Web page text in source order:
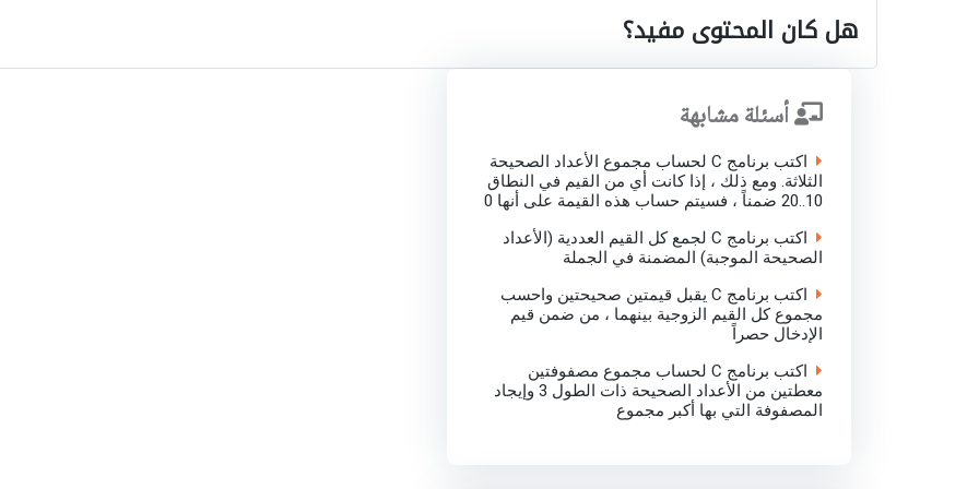
هل كان المحتوى مفيد؟
أسئلة مشابهة
اكتب برنامج C لحساب مجموع الأعداد الصحيحة
الثلاثة. ومع ذلك ، إذا كانت أي من القيم في النطاق
10..20 ضمناً ، فسيتم حساب هذه القيمة على أنها 0
اكتب برنامج C لجمع كل القيم العددية (الأعداد
الصحيحة الموجبة) المضمنة في الجملة
اكتب برنامج C يقبل قيمتين صحيحتين واحسب
مجموع كل القيم الزوجية بينهما ، من ضمن قيم
الإدخال حصراً
اكتب برنامج C لحساب مجموع مصفوفتين
معطتين من الأعداد الصحيحة ذات الطول 3 وإيجاد
المصفوفة التي بها أكبر مجموع